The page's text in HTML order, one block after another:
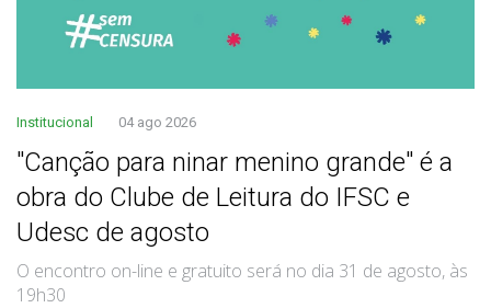
Institucional 04 ago 2026
"Canção para ninar menino grande" é a
obra do Clube de Leitura do IFSC e
Udesc de agosto
O encontro on-line e gratuito será no dia 31 de agosto, às
19h30